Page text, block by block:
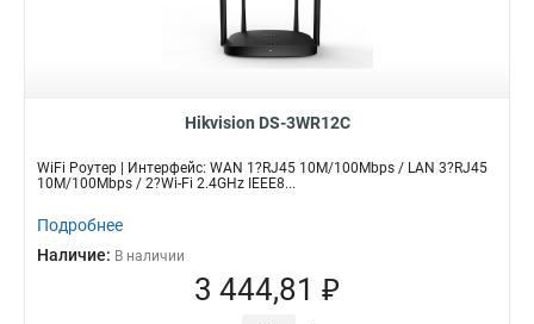
Hikvision DS-3WR12C
WiFi Роутер | Интерфейс: WAN 1?RJ45 10M/100Mbps / LAN 3?RJ45
10M/100Mbps / 2?Wi-Fi 2.4GHz IEEE8...
Подробнее
Наличие: В наличии
3 444,81 ₽